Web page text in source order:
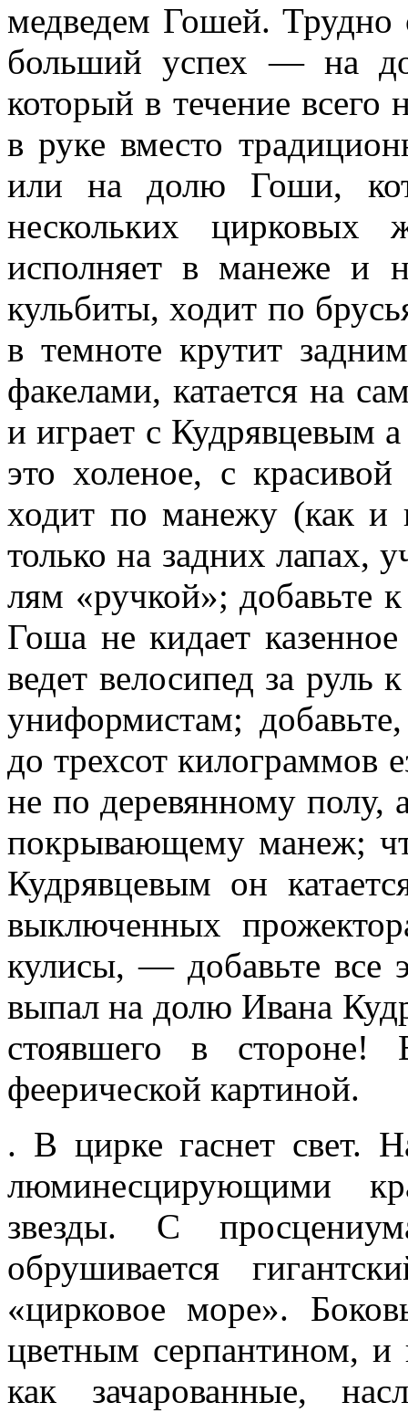
медведем Гошей. Трудно
больший успех — на
который в течение всего
в руке вместо
или на долю Гоши,
нескольких цирковых
исполняет в манеже и
кульбиты, ходит по
в тем­ноте крутит
факелами, катается на
и играет с Кудрявцевым
это холеное, с
ходит по манежу (как и
только на задних лапах,
лям «ручкой»; добавьте
Гоша не кидает
ведет велосипед за руль
униформистам;
до трехсот килограммов
не по деревянному полу,
покрывающему манеж;
Куд­рявцевым он
выключенных
кулисы, — добавьте все
выпал на долю Ивана
стоявшего в стороне!
феерической картиной.
. В цирке гаснет свет.
люминесцирующими
звезды. С
обрушивается
«цирковое море».
цветным сер­пантином, и
как зачарованные,